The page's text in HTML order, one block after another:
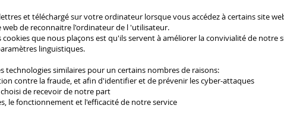
et téléchargé sur votre ordinateur lorsque vous accédez à certains site
web de reconnaitre l'ordinateur de l 'utilisateur.
que nous plaçons est qu'ils servent à améliorer la convivialité de notre
linguistiques.
technologies similaires pour un certains nombres de raisons:
contre la fraude, et afin d'identifier et de prévenir les cyber-attaques
de recevoir de notre part
le fonctionnement et l'efficacité de notre service